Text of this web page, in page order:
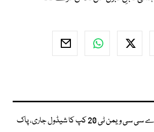
اے سی سی ویمن ٹی 20 کپ کا شیڈول جاری، پاک